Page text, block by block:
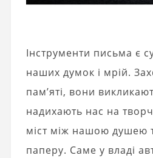
Інструменти письма є
наших думок і мрій.
пам’яті, вони
надихають нас на
міст між нашою душею
паперу. Саме у владі